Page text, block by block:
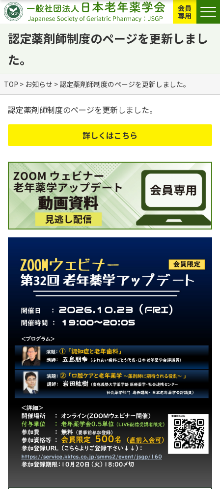
会員
専用
認定薬剤師制度のページを更新しまし
た。
TOP > お知らせ > 認定薬剤師制度のページを更新しました。
認定薬剤師制度のページを更新しました。
詳しくはこちら